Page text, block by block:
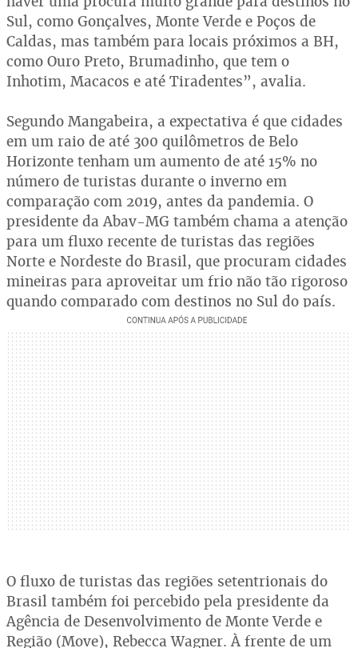
Sul, como Gonçalves, Monte Verde e Poços de
Caldas, mas também para locais próximos a BH,
como Ouro Preto, Brumadinho, que tem o
Inhotim, Macacos e até Tiradentes”, avalia.
Segundo Mangabeira, a expectativa é que cidades
em um raio de até 300 quilômetros de Belo
Horizonte tenham um aumento de até 15% no
número de turistas durante o inverno em
comparação com 2019, antes da pandemia. O
presidente da Abav-MG também chama a atenção
para um fluxo recente de turistas das regiões
Norte e Nordeste do Brasil, que procuram cidades
mineiras para aproveitar um frio não tão rigoroso
quando comparado com destinos no Sul do país.
O fluxo de turistas das regiões setentrionais do
Brasil também foi percebido pela presidente da
Agência de Desenvolvimento de Monte Verde e
Região (Move), Rebecca Wagner. À frente de um